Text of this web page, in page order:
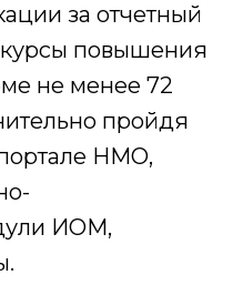
за отчетный
повышения
не менее 72
пройдя
НМО,
ИОМ,